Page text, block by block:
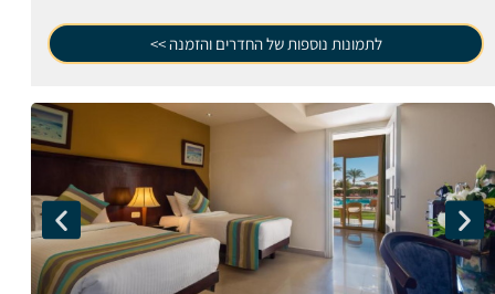
לתמונות נוספות של החדרים והזמנה >>